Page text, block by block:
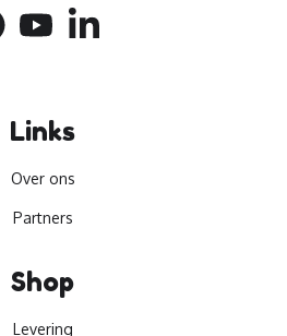
Links
Over ons
Partners
Shop
Levering